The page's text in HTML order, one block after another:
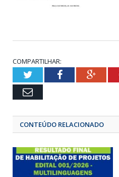
COMPARTILHAR:
Twitter
Email
CONTEÚDO RELACIONADO